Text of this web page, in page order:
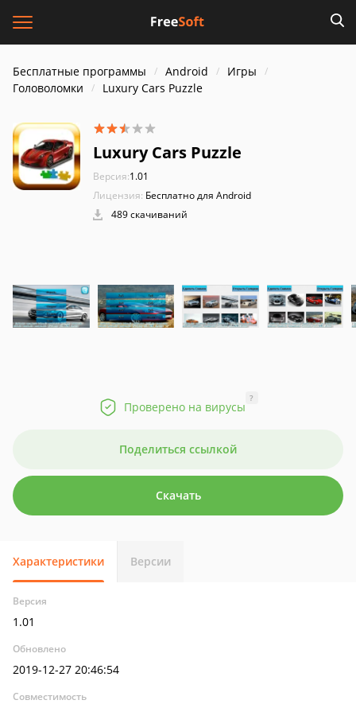
Бесплатные программы Android
Игры
Головоломки
Luxury Cars Puzzle
Luxury Cars Puzzle
Версия:1.01
Лицензия: Бесплатно для Android
489 скачиваний
Проверено на вирусы
?
Поделиться ссылкой
Скачать
Характеристики Версии
Версия
1.01
Обновлено
2019-12-27 20:46:54
Совместимость